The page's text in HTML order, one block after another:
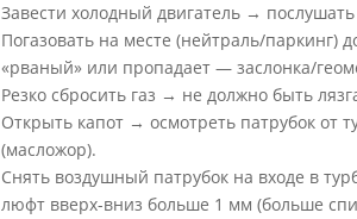
Завести холодный двигатель →
Погазовать на месте (нейтраль/
«рваный» или пропадает — заслонка/
Резко сбросить газ → не должно быть
Открыть капот → осмотреть патрубок от
(масложор).
Снять воздушный патрубок на входе в
люфт вверх-вниз больше 1 мм (больше